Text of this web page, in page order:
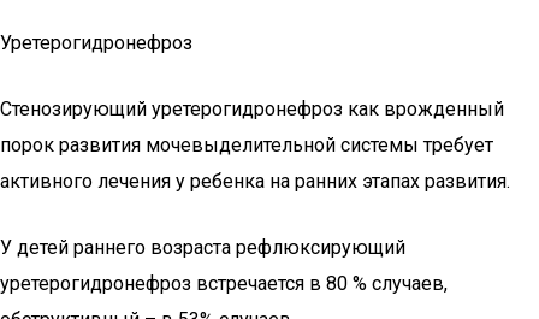
Уретерогидронефроз
Стенозирующий уретерогидронефроз как врожденный
порок развития мочевыделительной системы требует
активного лечения у ребенка на ранних этапах развития.
У детей раннего возраста рефлюксирующий
уретерогидронефроз встречается в 80 % случаев,